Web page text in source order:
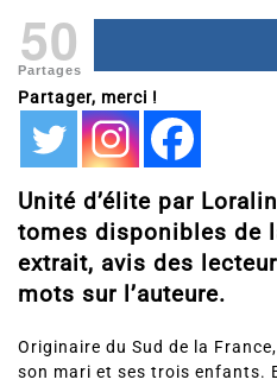
50
Partages
Partager, merci !
Unité d’élite par
tomes disponibles de
extrait, avis des
mots sur l’auteure.
Originaire du Sud de la France,
son mari et ses trois enfants.